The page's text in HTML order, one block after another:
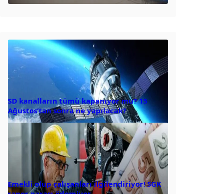
SD kanalların tümü kapanıyor mu? 15
Ağustos’tan sonra ne yapılacak?
Emekli olup çalışanları ilgilendiriyor! SGK